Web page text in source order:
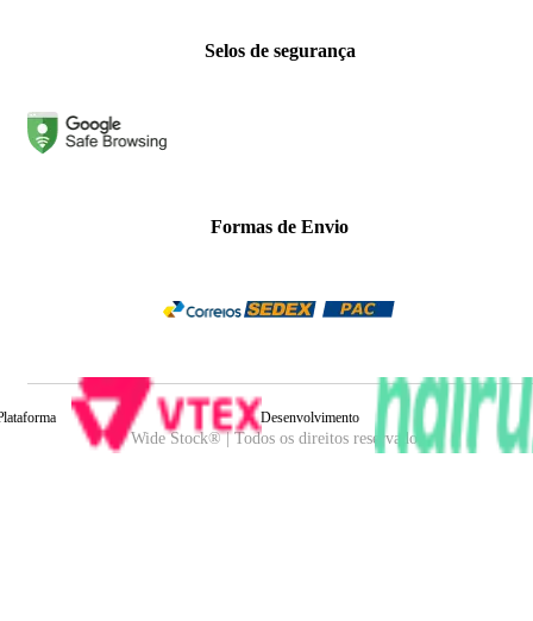
Selos de segurança
Formas de Envio
Wide Stock® | Todos os direitos reservados.
Desenvolvimento